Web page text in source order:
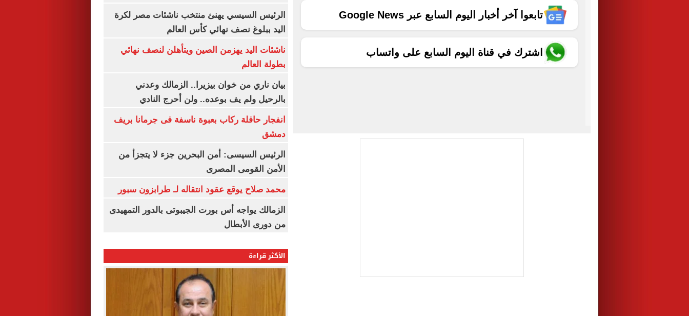
تابعوا آخر أخبار اليوم السابع عبر Google News
اشترك في قناة اليوم السابع على واتساب
الرئيس السيسي يهنئ منتخب ناشئات مصر لكرة
اليد ببلوغ نصف نهائي كأس العالم
ناشئات اليد يهزمن الصين ويتأهلن لنصف نهائي
بطولة العالم
بيان ناري من خوان بيزيرا.. الزمالك وعدني
بالرحيل ولم يف بوعده.. ولن أحرج النادي
انفجار حافلة ركاب بعبوة ناسفة فى جرمانا بريف
دمشق
الرئيس السيسى: أمن البحرين جزء لا يتجزأ من
الأمن القومى المصرى
محمد صلاح يوقع عقود انتقاله لـ طرابزون سبور
الزمالك يواجه أس بورت الجيبوتى بالدور التمهيدى
من دورى الأبطال
الأكثر قراءة